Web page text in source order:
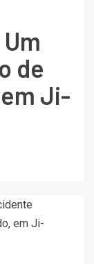
de
Ji-
em Ji-